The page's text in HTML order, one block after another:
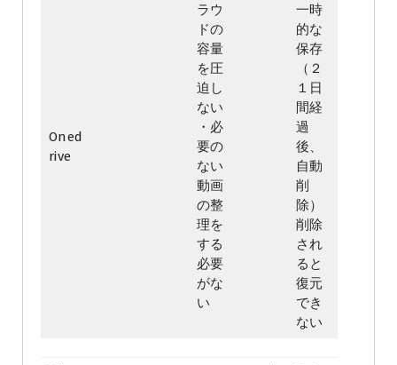
Oned
rive
ラウ
ドの
容量
を圧
迫し
ない
・必
要の
ない
動画
の整
理を
する
必要
がな
い
一時
的な
保存
（２
１日
間経
過
後、
自動
削
除）
削除
され
ると
復元
でき
ない